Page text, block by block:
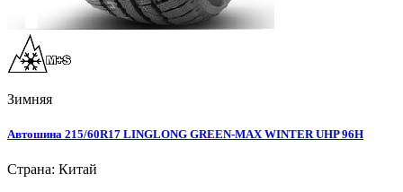
Зимняя
Автошина 215/60R17 LINGLONG GREEN-MAX WINTER UHP 96H
Страна: Китай